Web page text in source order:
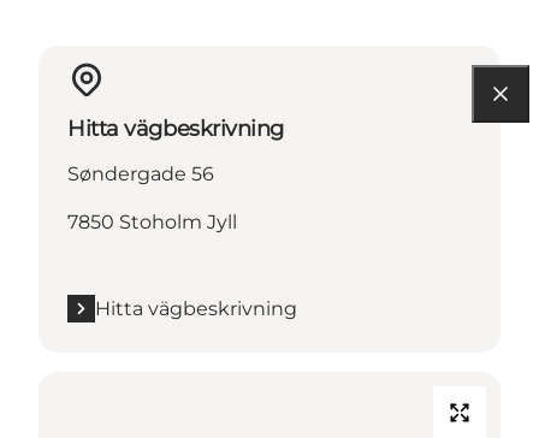
Hitta vägbeskrivning
Søndergade 56
7850 Stoholm Jyll
Hitta vägbeskrivning